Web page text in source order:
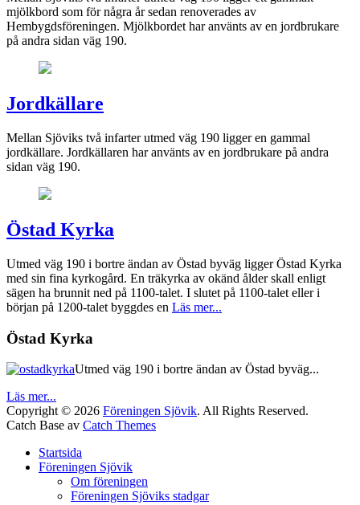
mjölkbord som för några år sedan renoverades av
Hembygdsföreningen. Mjölkbordet har använts av en jordbrukare
på andra sidan väg 190.
Jordkällare
Mellan Sjöviks två infarter utmed väg 190 ligger en gammal
jordkällare. Jordkällaren har använts av en jordbrukare på andra
sidan väg 190.
Östad Kyrka
Utmed väg 190 i bortre ändan av Östad byväg ligger Östad Kyrka
med sin fina kyrkogård. En träkyrka av okänd ålder skall enligt
sägen ha brunnit ned på 1100-talet. I slutet på 1100-talet eller i
början på 1200-talet byggdes en Läs mer...
Östad Kyrka
Utmed väg 190 i bortre ändan av Östad byväg...
Läs mer...
Copyright © 2026 Föreningen Sjövik. All Rights Reserved.
Catch Base av Catch Themes
Startsida
Föreningen Sjövik
Om föreningen
Föreningen Sjöviks stadgar